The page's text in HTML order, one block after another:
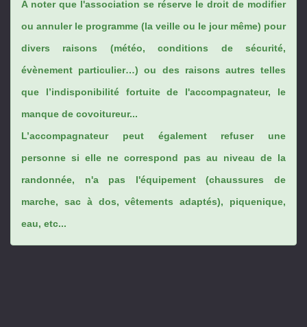
A noter que l'association se réserve le droit de modifier
ou annuler le programme (la veille ou le jour même) pour
divers raisons (météo, conditions de sécurité,
évènement particulier…) ou des raisons autres telles
que l’indisponibilité fortuite de l'accompagnateur, le
manque de covoitureur...
L’accompagnateur peut également refuser une
personne si elle ne correspond pas au niveau de la
randonnée, n'a pas l'équipement (chaussures de
marche, sac à dos, vêtements adaptés), piquenique,
eau, etc...